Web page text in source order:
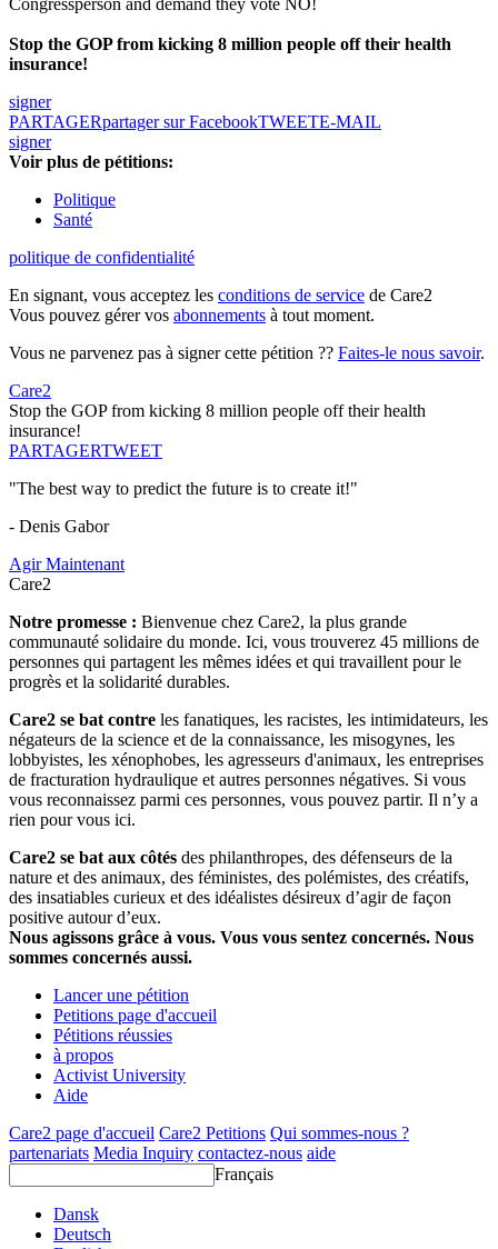
Congressperson and demand they vote NO!
Stop the GOP from kicking 8 million people off their health
insurance!
signer
PARTAGERpartager sur FacebookTWEETE-MAIL
signer
Voir plus de pétitions:
Politique
Santé
politique de confidentialité
En signant, vous acceptez les conditions de service de Care2
Vous pouvez gérer vos abonnements à tout moment.
Vous ne parvenez pas à signer cette pétition ?? Faites-le nous savoir.
Care2
Stop the GOP from kicking 8 million people off their health
insurance!
PARTAGERTWEET
"The best way to predict the future is to create it!"
- Denis Gabor
Agir Maintenant
Care2
Notre promesse : Bienvenue chez Care2, la plus grande
communauté solidaire du monde. Ici, vous trouverez 45 millions de
personnes qui partagent les mêmes idées et qui travaillent pour le
progrès et la solidarité durables.
Care2 se bat contre les fanatiques, les racistes, les intimidateurs, les
négateurs de la science et de la connaissance, les misogynes, les
lobbyistes, les xénophobes, les agresseurs d'animaux, les entreprises
de fracturation hydraulique et autres personnes négatives. Si vous
vous reconnaissez parmi ces personnes, vous pouvez partir. Il n’y a
rien pour vous ici.
Care2 se bat aux côtés des philanthropes, des défenseurs de la
nature et des animaux, des féministes, des polémistes, des créatifs,
des insatiables curieux et des idéalistes désireux d’agir de façon
positive autour d’eux.
Nous agissons grâce à vous. Vous vous sentez concernés. Nous
sommes concernés aussi.
Lancer une pétition
Petitions page d'accueil
Pétitions réussies
à propos
Activist University
Aide
Care2 page d'accueil Care2 Petitions Qui sommes-nous ?
partenariats Media Inquiry contactez-nous aide
Français
Dansk
Deutsch